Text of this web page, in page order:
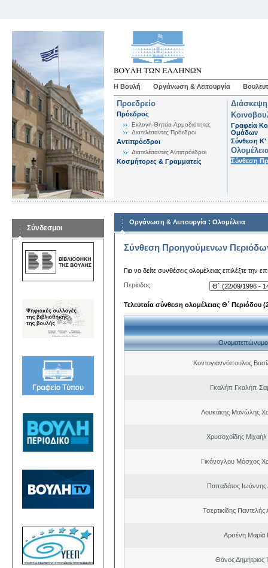
Η Βουλή Οργάνωση & Λειτουργία
Προεδρείο
Πρόεδρος
Εκλογή-Θητεία-Αρμοδιότητες
Διατελέσαντες Πρόεδροι
Αντιπρόεδροι
Διατελέσαντες Αντιπρόεδροι
Κοσμήτορες & Γραμματείς
Γραφεία
Ομάδων
Σύνθεση K'
Σύνθεση
Σύνδεσμοι
Οργάνωση & Λειτουργία : Ολομέλεια
Σύνθεση Προηγούμενων
Για να δείτε συνθέσεις ολομέλειας επιλέξτε την
Περίοδος:
Τελευταία σύνθεση ολομέλειας Θ΄ Περιόδου
Ονοματεπώνυμο
Κοντογιαννόπουλος
Γκαλήπ Γκαλήπ
Λουκάκης Μανώλης
Χρυσοχοΐδης Μιχαήλ
Γικόνογλου Μόσχος
Παπαδάτος Ιωάννης
Τσερτικίδης Παντελής
Αρσένη Μαρία
Θάνος Δημήτριος